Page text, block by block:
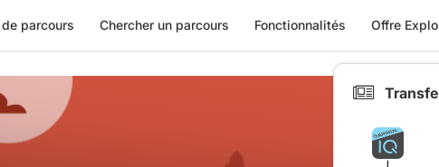
parcours Chercher un parcours Fonctionnalités Offre